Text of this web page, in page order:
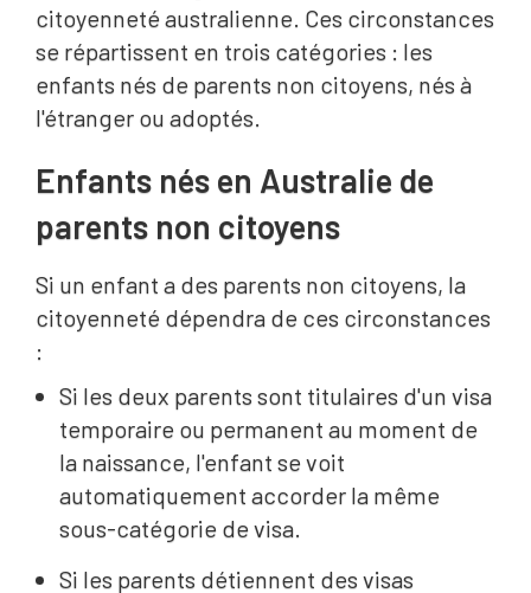
citoyenneté australienne. Ces circonstances
se répartissent en trois catégories : les
enfants nés de parents non citoyens, nés à
l'étranger ou adoptés.
Enfants nés en Australie de
parents non citoyens
Si un enfant a des parents non citoyens, la
citoyenneté dépendra de ces circonstances
:
Si les deux parents sont titulaires d'un visa
temporaire ou permanent au moment de
la naissance, l'enfant se voit
automatiquement accorder la même
sous-catégorie de visa.
Si les parents détiennent des visas